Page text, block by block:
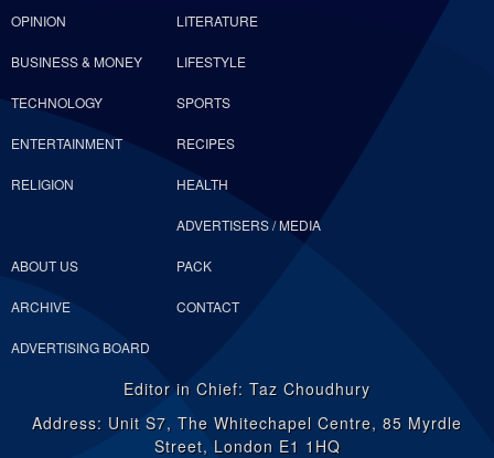
OPINION LITERATURE
BUSINESS & MONEY LIFESTYLE
TECHNOLOGY SPORTS
ENTERTAINMENT RECIPES
RELIGION HEALTH
ABOUT US
ADVERTISERS / MEDIA
PACK
ARCHIVE CONTACT
ADVERTISING BOARD
Editor in Chief: Taz Choudhury
Address: Unit S7, The Whitechapel Centre, 85 Myrdle
Street, London E1 1HQ